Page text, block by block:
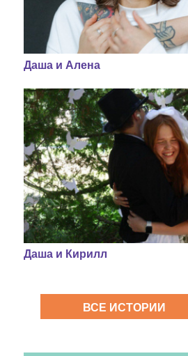
Даша и Алена
Даша и Кирилл
ВСЕ ИСТОРИИ